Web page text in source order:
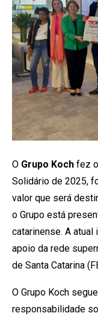
O Grupo Koch fez
Solidário de 2025,
valor que será
o Grupo está
catarinense. A
apoio da rede
de Santa Catarina
O Grupo Koch
responsabilidade